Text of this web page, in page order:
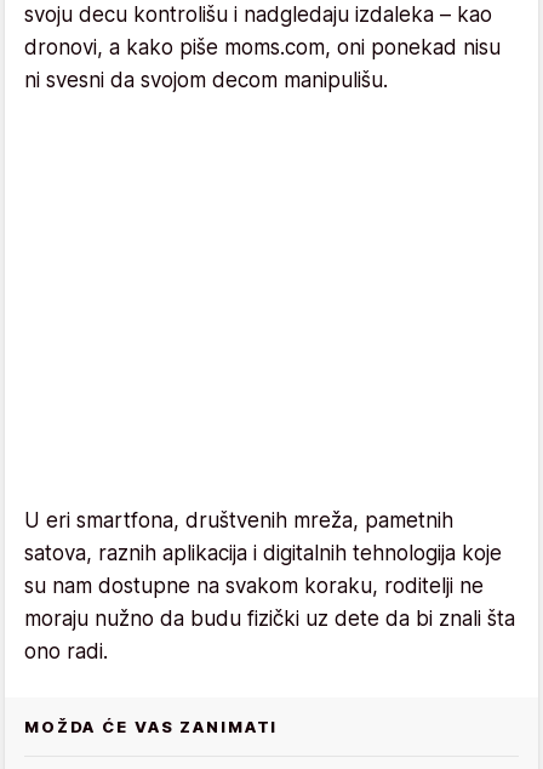
svoju decu kontrolišu i nadgledaju izdaleka – kao
dronovi, a kako piše moms.com, oni ponekad nisu
ni svesni da svojom decom manipulišu.
U eri smartfona, društvenih mreža, pametnih
satova, raznih aplikacija i digitalnih tehnologija koje
su nam dostupne na svakom koraku, roditelji ne
moraju nužno da budu fizički uz dete da bi znali šta
ono radi.
MOŽDA ĆE VAS ZANIMATI